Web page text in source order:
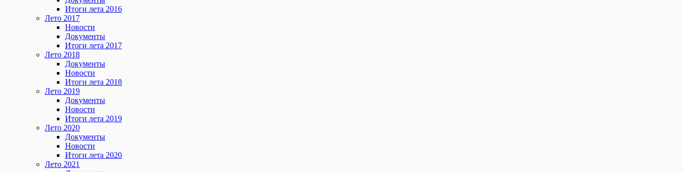
Итоги лета 2016
Лето 2017
Новости
Документы
Итоги лета 2017
Лето 2018
Документы
Новости
Итоги лета 2018
Лето 2019
Документы
Новости
Итоги лета 2019
Лето 2020
Документы
Новости
Итоги лета 2020
Лето 2021